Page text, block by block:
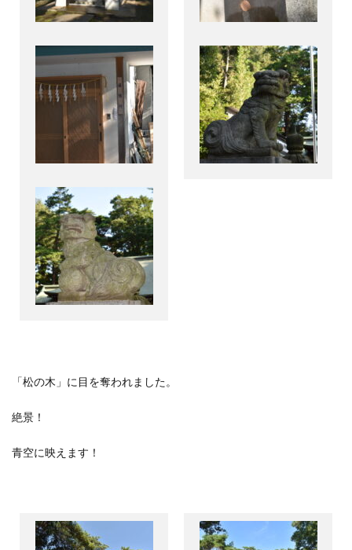
「松の木」に目を奪われました。
絶景！
青空に映えます！